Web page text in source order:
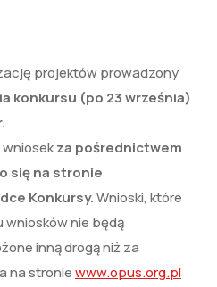
projektów prowadzony
konkursu (po 23 września)
wniosekza pośrednictwem
się na stronie
Konkursy.Wnioski, które
wniosków nie będą
inną drogą niż za
na stroniewww.opus.org.pl